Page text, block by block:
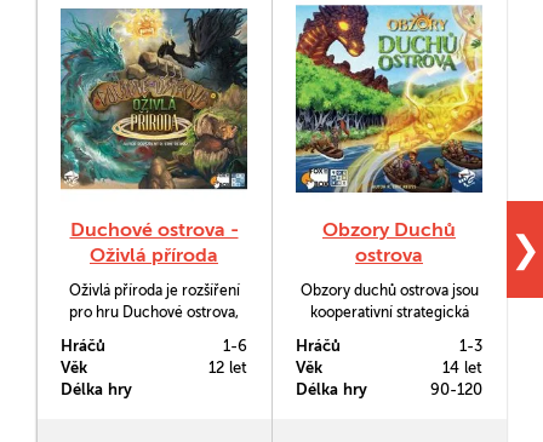
Duchové ostrova -
Oživlá příroda
Oživlá příroda je rozšíření
pro hru Duchové ostrova,
osm nových Duchů, kteří
budou bránit svůj ostrov.
Hráčů
1-6
Věk
12 let
Délka hry
Obzory Duchů
ostrova
Obzory duchů ostrova jsou
kooperativní strategická
přírody povoláni, abyste
bránili svůj domov před
kolonizujícími vetřelci, kteří
Hráčů
1-3
Věk
14 let
Délka hry
90-120
❯